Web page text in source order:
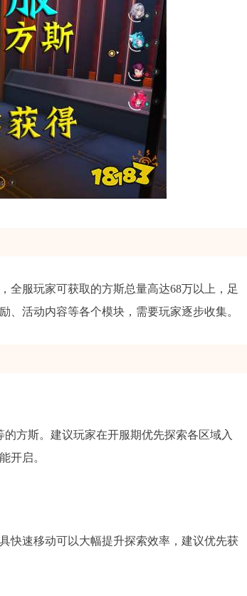
全服玩家可获取的方斯总量高达68万以上，足
活动内容等各个模块，需要玩家逐步收集。
方斯。建议玩家在开服期优先探索各区域入
开启。
快速移动可以大幅提升探索效率，建议优先获